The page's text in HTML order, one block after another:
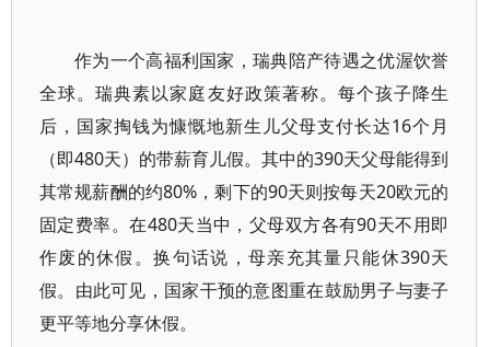
作为一个高福利国家，瑞典陪产待遇之优渥饮誉
全球。瑞典素以家庭友好政策著称。每个孩子降生
后，国家掏钱为慷慨地新生儿父母支付长达16个月
（即480天）的带薪育儿假。其中的390天父母能得到
其常规薪酬的约80%，剩下的90天则按每天20欧元的
固定费率。在480天当中，父母双方各有90天不用即
作废的休假。换句话说，母亲充其量只能休390天
假。由此可见，国家干预的意图重在鼓励男子与妻子
更平等地分享休假。